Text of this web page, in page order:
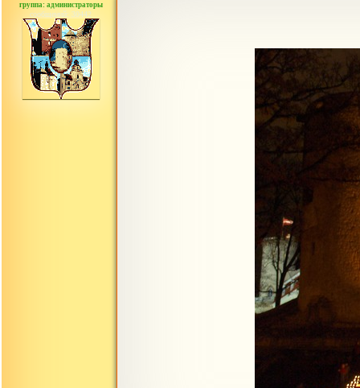
группа: администраторы
сообщений: 30442